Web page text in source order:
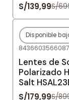
S/139,99S/
-80%OFF
Agotado
Disponible
8436603566087
Lentes de
Polarizado
Salt
S/179,99S/